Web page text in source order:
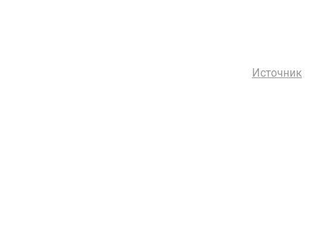
Источник